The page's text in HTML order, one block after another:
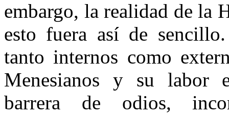
embargo, la realidad de la
esto fuera así de
tanto internos como
Menesianos y su labor
barrera de odios,